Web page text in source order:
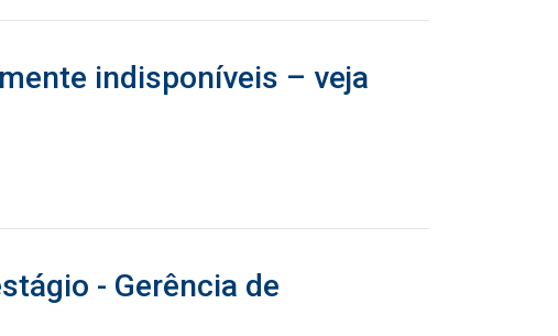
indisponíveis – veja
- Gerência de